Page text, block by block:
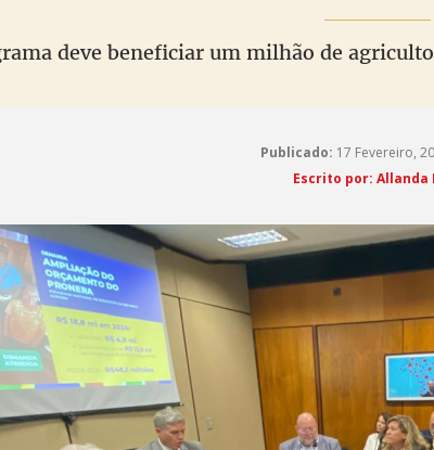
deve beneficiar um milhão de
Publicado: 17 Fevereiro,
Escrito por: Allanda